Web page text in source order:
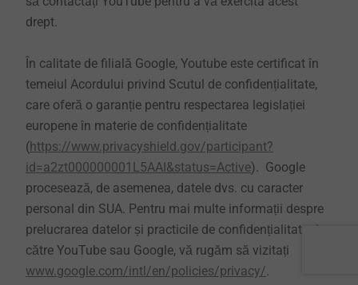
drept.
În calitate de filială Google, Youtube este certificat în
temeiul Acordului privind Scutul de confidențialitate,
care oferă o garanție pentru respectarea legislației
europene în materie de confidențialitate
(https://www.privacyshield.gov/participant?
id=a2zt000000001L5AAI&status=Active). Google
procesează, de asemenea, datele dvs. cu caracter
personal din SUA. Pentru mai multe informații despre
prelucrarea datelor și practicile de confidențialitate de
către YouTube sau Google, vă rugăm să vizitați
www.google.com/intl/en/policies/privacy/.